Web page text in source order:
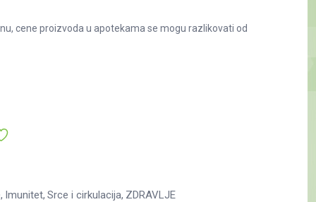
cene proizvoda u apotekama se mogu razlikovati od
Imunitet Srce i cirkulacija ZDRAVLJE